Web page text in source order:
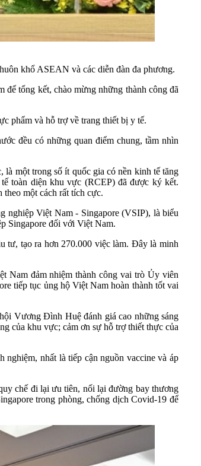
khổ ASEAN và các diễn đàn đa phương.
tổng kết, chào mừng những thành công đã
phẩm và hỗ trợ về trang thiết bị y tế.
đều có những quan điểm chung, tầm nhìn
một trong số ít quốc gia có nền kinh tế tăng
toàn diện khu vực (RCEP) đã được ký kết.
một cách rất tích cực.
nghiệp Việt Nam - Singapore (VSIP), là biểu
Singapore đối với Việt Nam.
tư, tạo ra hơn 270.000 việc làm. Đây là minh
Nam đảm nhiệm thành công vai trò Ủy viên
tiếp tục ủng hộ Việt Nam hoàn thành tốt vai
Vương Đình Huệ đánh giá cao những sáng
của khu vực; cảm ơn sự hỗ trợ thiết thực của
nhất là tiếp cận nguồn vaccine và áp
chế đi lại ưu tiên, nối lại đường bay thương
trong phòng, chống dịch Covid-19 để